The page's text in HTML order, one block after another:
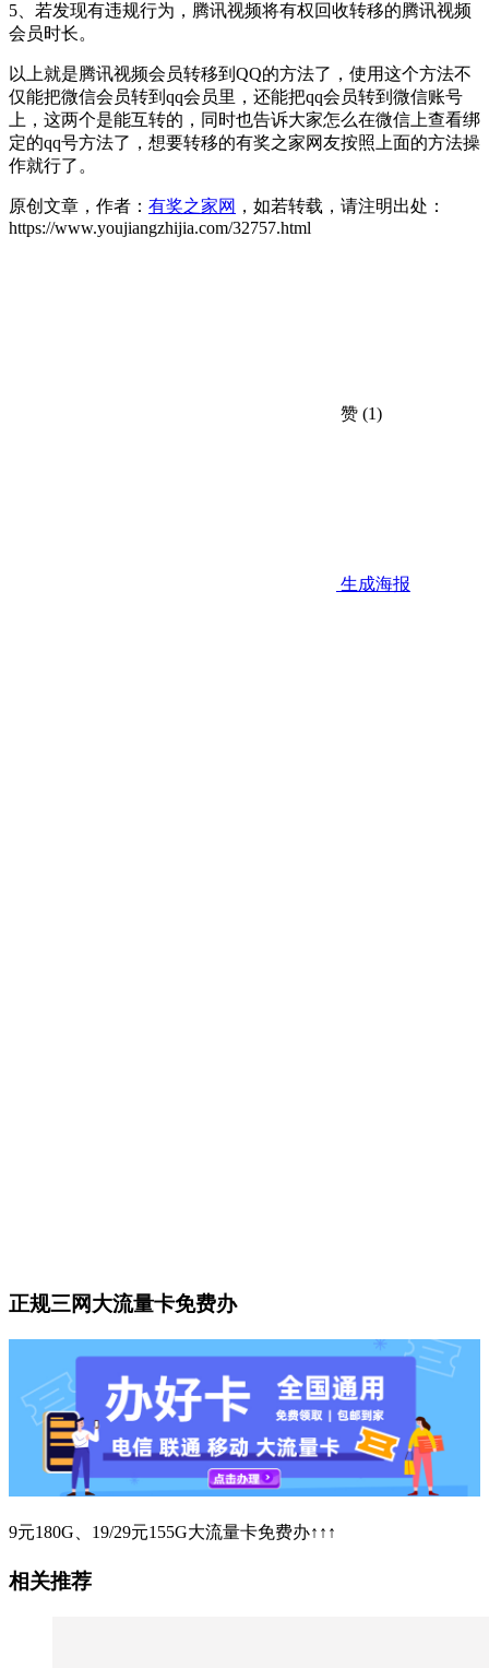
5、若发现有违规行为，腾讯视频将有权回收转移的腾讯视频
会员时长。
以上就是腾讯视频会员转移到QQ的方法了，使用这个方法不
仅能把微信会员转到qq会员里，还能把qq会员转到微信账号
上，这两个是能互转的，同时也告诉大家怎么在微信上查看绑
定的qq号方法了，想要转移的有奖之家网友按照上面的方法操
作就行了。
原创文章，作者： 有奖之家网 ，如若转载，请注明出处：
https://www.youjiangzhijia.com/32757.html
赞 (1)
生成海报
正规三网大流量卡免费办
9元180G、19/29元155G大流量卡免费办↑↑↑
相关推荐